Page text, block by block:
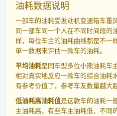
油耗数据说明
一部车的油耗受发动机变速箱车重
同一部车同一个人在不同时间段的
样，每位车主的油耗曲线都是不一
单一数据来评估一款车的油耗。
平均油耗是同车型多位小熊油耗车
相对真实地反应一款车的综合油耗
有参考价值了，参考车友数量越大
低油耗高油耗值是这款车的油耗一
主油耗高，有些车主油耗低，不同